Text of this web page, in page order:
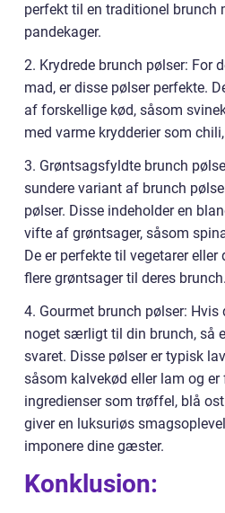
perfekt til en traditionel brunch
pandekager.
2. Krydrede brunch pølser: For
mad, er disse pølser perfekte.
af forskellige kød, såsom
med varme krydderier som
3. Grøntsagsfyldte brunch
sundere variant af brunch
pølser. Disse indeholder en
vifte af grøntsager, såsom
De er perfekte til vegetarer
flere grøntsager til deres brunch.
4. Gourmet brunch pølser: Hvis
noget særligt til din brunch, så
svaret. Disse pølser er typisk
såsom kalvekød eller lam og
ingredienser som trøffel, blå
giver en luksuriøs
imponere dine gæster.
Konklusion: